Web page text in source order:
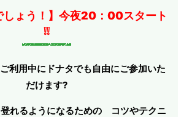
しょう！】今夜20：00スタート
❕❕
利用中にドナタでも自由にご参加いた
だけます?
れるようになるための
コツやテクニ